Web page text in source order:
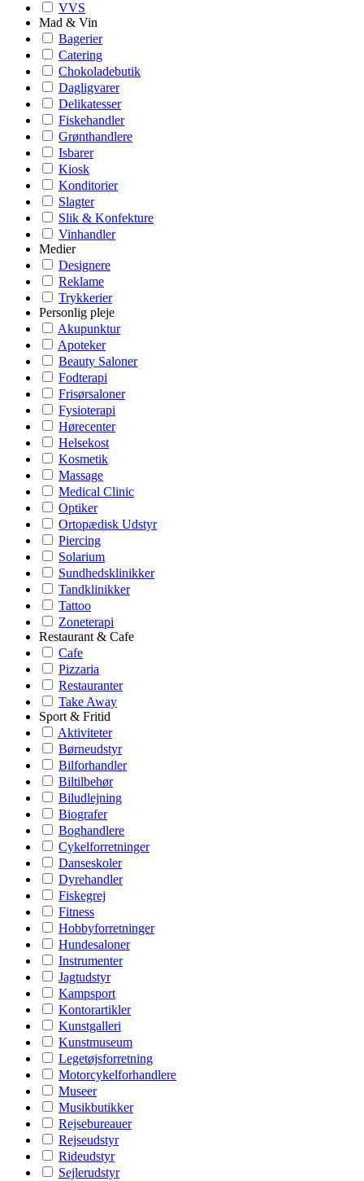
VVS
Mad & Vin
Bagerier
Catering
Chokoladebutik
Dagligvarer
Delikatesser
Fiskehandler
Grønthandlere
Isbarer
Kiosk
Konditorier
Slagter
Slik & Konfekture
Vinhandler
Medier
Designere
Reklame
Trykkerier
Personlig pleje
Akupunktur
Apoteker
Beauty Saloner
Fodterapi
Frisørsaloner
Fysioterapi
Hørecenter
Helsekost
Kosmetik
Massage
Medical Clinic
Optiker
Ortopædisk Udstyr
Piercing
Solarium
Sundhedsklinikker
Tandklinikker
Tattoo
Zoneterapi
Restaurant & Cafe
Cafe
Pizzaria
Restauranter
Take Away
Sport & Fritid
Aktiviteter
Børneudstyr
Bilforhandler
Biltilbehør
Biludlejning
Biografer
Boghandlere
Cykelforretninger
Danseskoler
Dyrehandler
Fiskegrej
Fitness
Hobbyforretninger
Hundesaloner
Instrumenter
Jagtudstyr
Kampsport
Kontorartikler
Kunstgalleri
Kunstmuseum
Legetøjsforretning
Motorcykelforhandlere
Museer
Musikbutikker
Rejsebureauer
Rejseudstyr
Rideudstyr
Sejlerudstyr